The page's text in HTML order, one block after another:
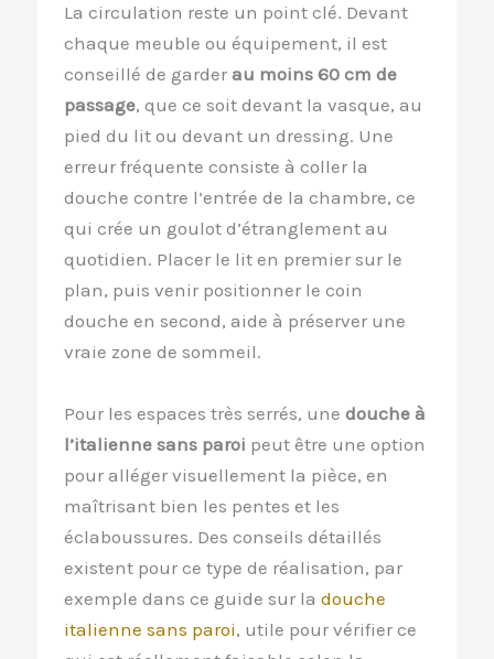
La circulation reste un point clé. Devant
chaque meuble ou équipement, il est
conseillé de garder au moins 60 cm de
passage, que ce soit devant la vasque, au
pied du lit ou devant un dressing. Une
erreur fréquente consiste à coller la
douche contre l’entrée de la chambre, ce
qui crée un goulot d’étranglement au
quotidien. Placer le lit en premier sur le
plan, puis venir positionner le coin
douche en second, aide à préserver une
vraie zone de sommeil.
Pour les espaces très serrés, une douche à
l’italienne sans paroi peut être une option
pour alléger visuellement la pièce, en
maîtrisant bien les pentes et les
éclaboussures. Des conseils détaillés
existent pour ce type de réalisation, par
exemple dans ce guide sur la douche
italienne sans paroi, utile pour vérifier ce